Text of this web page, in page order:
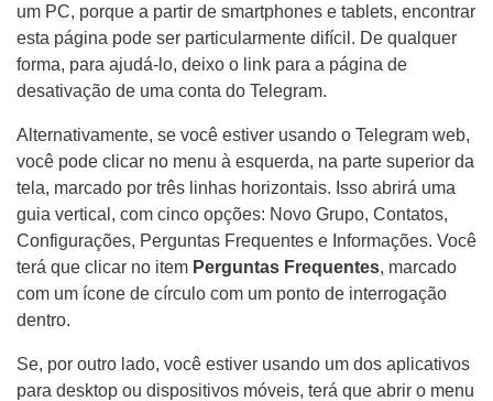
um PC, porque a partir de smartphones e tablets, encontrar
esta página pode ser particularmente difícil. De qualquer
forma, para ajudá-lo, deixo o link para a página de
desativação de uma conta do Telegram.
Alternativamente, se você estiver usando o Telegram web,
você pode clicar no menu à esquerda, na parte superior da
tela, marcado por três linhas horizontais. Isso abrirá uma
guia vertical, com cinco opções: Novo Grupo, Contatos,
Configurações, Perguntas Frequentes e Informações. Você
terá que clicar no item Perguntas Frequentes, marcado
com um ícone de círculo com um ponto de interrogação
dentro.
Se, por outro lado, você estiver usando um dos aplicativos
para desktop ou dispositivos móveis, terá que abrir o menu